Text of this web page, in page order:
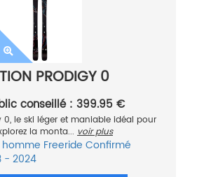
PRODIGY 0
conseillé : 399.95 €
0, le ski léger et maniable idéal pour
la monta... voir plus
Freeride Confirmé
- 2024